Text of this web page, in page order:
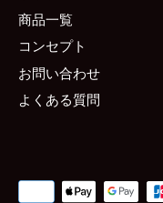
商品一覧
コンセプト
お問い合わせ
よくある質問